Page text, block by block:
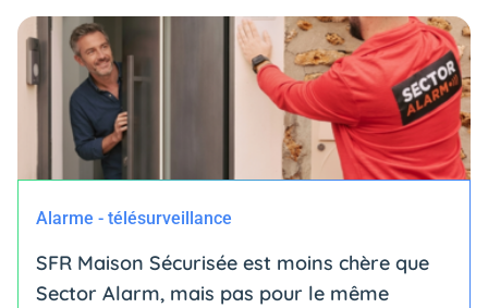
Alarme - télésurveillance
SFR Maison Sécurisée est moins chère que
Sector Alarm, mais pas pour le même